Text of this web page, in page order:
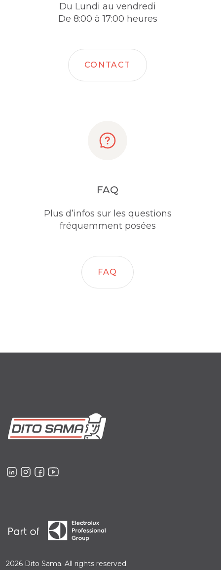
Du Lundi au vendredi
De 8:00 à 17:00 heures
CONTACT
FAQ
Plus d’infos sur les questions
fréquemment posées
FAQ
2026 Dito Sama. All rights reserved.